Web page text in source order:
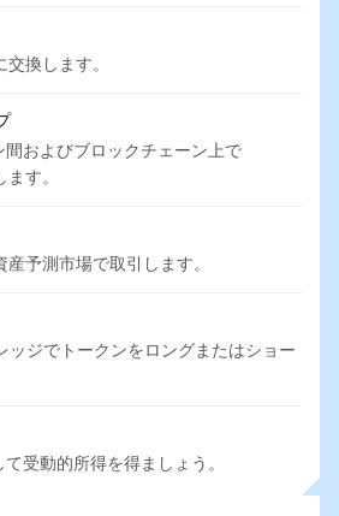
換します。
間およびブロックチェーン上で
す。
予測市場で取引します。
ッジでトークンをロングまたはショー
受動的所得を得ましょう。